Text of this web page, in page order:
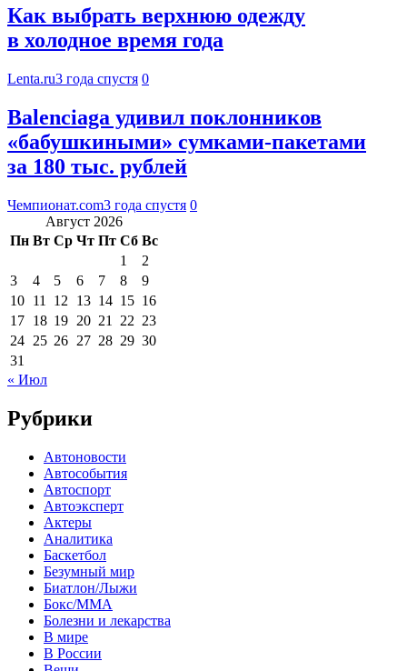
Как выбрать верхнюю одежду
в холодное время года
Lenta.ru3 года спустя 0
Balenciaga удивил поклонников
«бабушкиными» сумками-пакетами
за 180 тыс. рублей
Чемпионат.com3 года спустя 0
Август 2026
Пн Вт Ср Чт Пт Сб Вс
1
2
3
4 5 6 7 8
9
10 11 12 13 14 15 16
17 18 19 20 21 22 23
24 25 26 27 28 29 30
31
« Июл
Рубрики
Автоновости
Автособытия
Автоспорт
Автоэксперт
Актеры
Аналитика
Баскетбол
Безумный мир
Биатлон/Лыжи
Бокс/MMA
Болезни и лекарства
В мире
В России